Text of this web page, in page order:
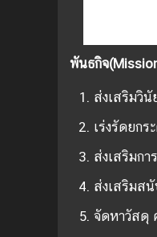
พันธกิจ
ส่งเสริมวิ
เร่งรัดยกร
ส่งเสริมก
ส่งเสริมส
จัดหาวัสดุ